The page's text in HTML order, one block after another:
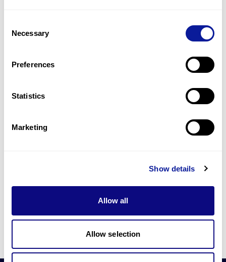
Selection
Necessary
Preferences
Statistics
Marketing
Show details
Allow all
Allow selection
미진단된 경우에 재분석을 통해 후속 케어를 받을 수 있습니다.
최신 유전학 정보 제공
블로그와 뉴스레터를 통해 최신 유전학 정보를 제공해 드립니다.
쓰리빌리언은 유전자 진단에 필요한 여러 기술의 개발과 도입에 힘쓰고 있습니
더 정확한 변이 해석과 높은 진단율을 위한 쓰리빌리언의 기술에 대해 알아보